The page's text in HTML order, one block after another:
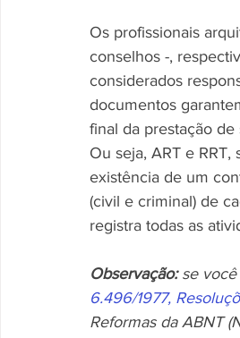
Os profissionais
conselhos -,
considerados
documentos
final da prestação
Ou seja, ART e
existência de um
(civil e criminal) de
registra todas as
Observação: se
6.496/1977,
Reformas da ABNT